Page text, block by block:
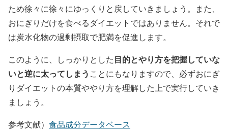
ため徐々に徐々にゆっくりと戻していきましょう。また、
おにぎりだけを食べるダイエットではありません。それで
は炭水化物の過剰摂取で肥満を促進します。
このように、しっかりとした目的とやり方を把握していな
いと逆に太ってしまう ことにもなりますので、必ずおにぎ
りダイエットの本質ややり方を理解した上で実行していき
ましょう。
参考文献） 食品成分データベース